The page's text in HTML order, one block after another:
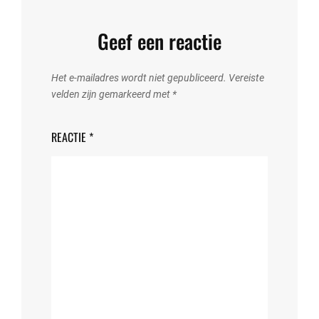
Geef een reactie
Het e-mailadres wordt niet gepubliceerd. Vereiste
velden zijn gemarkeerd met *
REACTIE *